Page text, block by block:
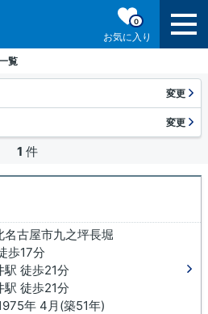
お気に入り
0
覧
変更
変更
1 件
名古屋市九之坪長堀
歩17分
駅 徒歩21分
駅 徒歩21分
年 4月(築51年)